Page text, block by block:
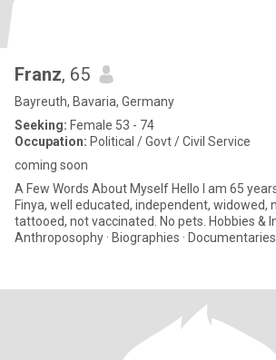
Franz, 65
Bayreuth, Bavaria, Germany
Seeking: Female 53 - 74
Occupation: Political / Govt / Civil Service
coming soon
A Few Words About Myself Hello I am 65 years old, find
Finya, well educated, independent, widowed,
tattooed, not vaccinated. No pets. Hobbies & Interests:
Anthroposophy · Biographies ·